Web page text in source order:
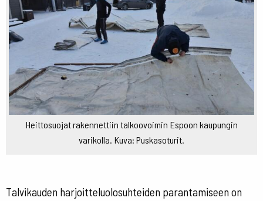
Heittosuojat rakennettiin talkoovoimin Espoon kaupungin
varikolla. Kuva: Puskasoturit.
Talvikauden harjoitteluolosuhteiden parantamiseen on